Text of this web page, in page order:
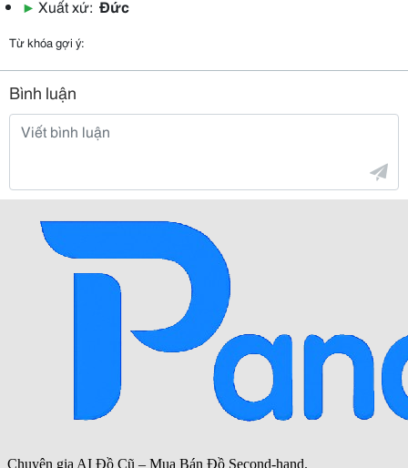
▶ Xuất xứ: Đức
Từ khóa gợi ý:
Bình luận